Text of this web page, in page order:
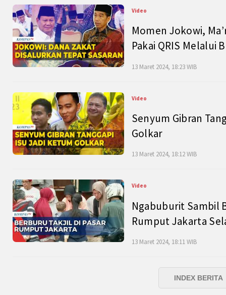
Video
Momen Jokowi,
Pakai QRIS Melalui
13 Maret 2024, 18:23 WIB
Video
Senyum Gibran
Golkar
13 Maret 2024, 18:12 WIB
Video
Ngabuburit Sambil
Rumput Jakarta
13 Maret 2024, 18:11 WIB
INDEX BERITA